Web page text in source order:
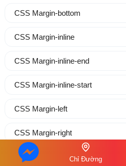
CSS Margin-bottom
CSS Margin-inline
CSS Margin-inline-end
CSS Margin-inline-start
CSS Margin-left
CSS Margin-right
CSS Margin-top Chỉ Đường